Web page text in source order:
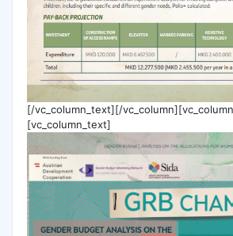
[/vc_column_text][/
[vc_column_text]